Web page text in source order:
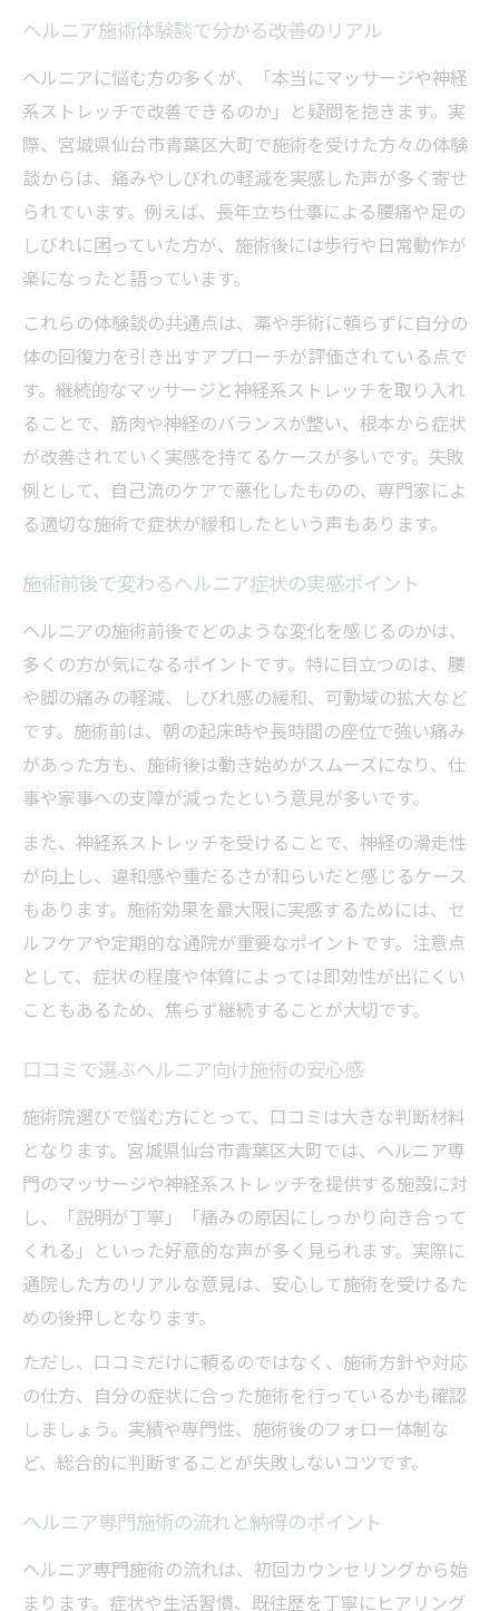
ヘルニア施術体験談で分かる改善のリアル
ヘルニアに悩む方の多くが、「本当にマッサージや神経
系ストレッチで改善できるのか」と疑問を抱きます。実
際、宮城県仙台市青葉区大町で施術を受けた方々の体験
談からは、痛みやしびれの軽減を実感した声が多く寄せ
られています。例えば、長年立ち仕事による腰痛や足の
しびれに困っていた方が、施術後には歩行や日常動作が
楽になったと語っています。
これらの体験談の共通点は、薬や手術に頼らずに自分の
体の回復力を引き出すアプローチが評価されている点で
す。継続的なマッサージと神経系ストレッチを取り入れ
ることで、筋肉や神経のバランスが整い、根本から症状
が改善されていく実感を持てるケースが多いです。失敗
例として、自己流のケアで悪化したものの、専門家によ
る適切な施術で症状が緩和したという声もあります。
施術前後で変わるヘルニア症状の実感ポイント
ヘルニアの施術前後でどのような変化を感じるのかは、
多くの方が気になるポイントです。特に目立つのは、腰
や脚の痛みの軽減、しびれ感の緩和、可動域の拡大など
です。施術前は、朝の起床時や長時間の座位で強い痛み
があった方も、施術後は動き始めがスムーズになり、仕
事や家事への支障が減ったという意見が多いです。
また、神経系ストレッチを受けることで、神経の滑走性
が向上し、違和感や重だるさが和らいだと感じるケース
もあります。施術効果を最大限に実感するためには、セ
ルフケアや定期的な通院が重要なポイントです。注意点
として、症状の程度や体質によっては即効性が出にくい
こともあるため、焦らず継続することが大切です。
口コミで選ぶヘルニア向け施術の安心感
施術院選びで悩む方にとって、口コミは大きな判断材料
となります。宮城県仙台市青葉区大町では、ヘルニア専
門のマッサージや神経系ストレッチを提供する施設に対
し、「説明が丁寧」「痛みの原因にしっかり向き合って
くれる」といった好意的な声が多く見られます。実際に
通院した方のリアルな意見は、安心して施術を受けるた
めの後押しとなります。
ただし、口コミだけに頼るのではなく、施術方針や対応
の仕方、自分の症状に合った施術を行っているかも確認
しましょう。実績や専門性、施術後のフォロー体制な
ど、総合的に判断することが失敗しないコツです。
ヘルニア専門施術の流れと納得のポイント
ヘルニア専門施術の流れは、初回カウンセリングから始
まります。症状や生活習慣、既往歴を丁寧にヒアリング